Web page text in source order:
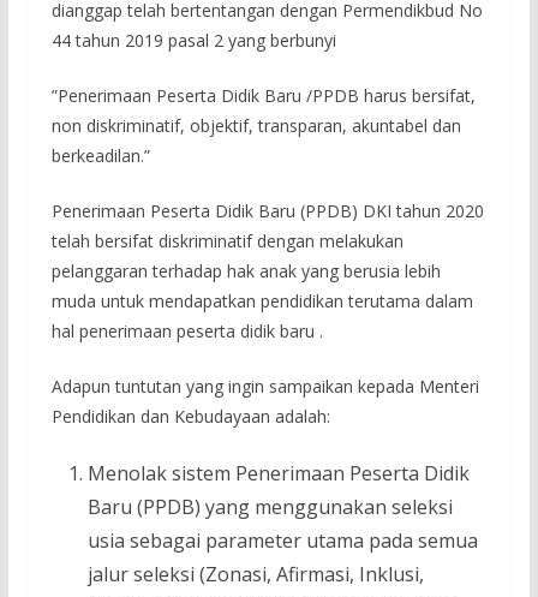
dianggap telah bertentangan dengan Permendikbud No
44 tahun 2019 pasal 2 yang berbunyi
”Penerimaan Peserta Didik Baru /PPDB harus bersifat,
non diskriminatif, objektif, transparan, akuntabel dan
berkeadilan.”
Penerimaan Peserta Didik Baru (PPDB) DKI tahun 2020
telah bersifat diskriminatif dengan melakukan
pelanggaran terhadap hak anak yang berusia lebih
muda untuk mendapatkan pendidikan terutama dalam
hal penerimaan peserta didik baru .
Adapun tuntutan yang ingin sampaikan kepada Menteri
Pendidikan dan Kebudayaan adalah:
Menolak sistem Penerimaan Peserta Didik
Baru (PPDB) yang menggunakan seleksi
usia sebagai parameter utama pada semua
jalur seleksi (Zonasi, Afirmasi, Inklusi,